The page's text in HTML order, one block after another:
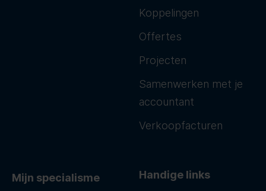
Koppelingen
Offertes
Projecten
Samenwerken met je
accountant
Verkoopfacturen
Mijn specialisme Handige links